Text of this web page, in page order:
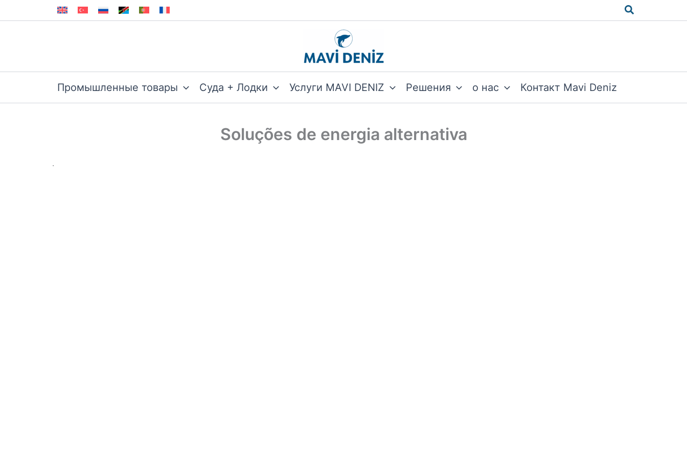
к
Поиск
Промышленные товары Суда + Лодки Услуги MAVI DENIZ Решения о нас Контакт Mavi Deniz
Soluções de energia alternativa
.